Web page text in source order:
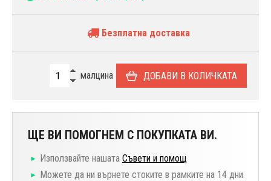
Безплатна доставка
малцина ДОБАВИ В КОЛИЧКАТА
ЩЕ ВИ ПОМОГНЕМ С ПОКУПКАТА ВИ.
Използвайте нашата Съвети и помощ
Можете да ни върнете стоките в рамките на 14 дни